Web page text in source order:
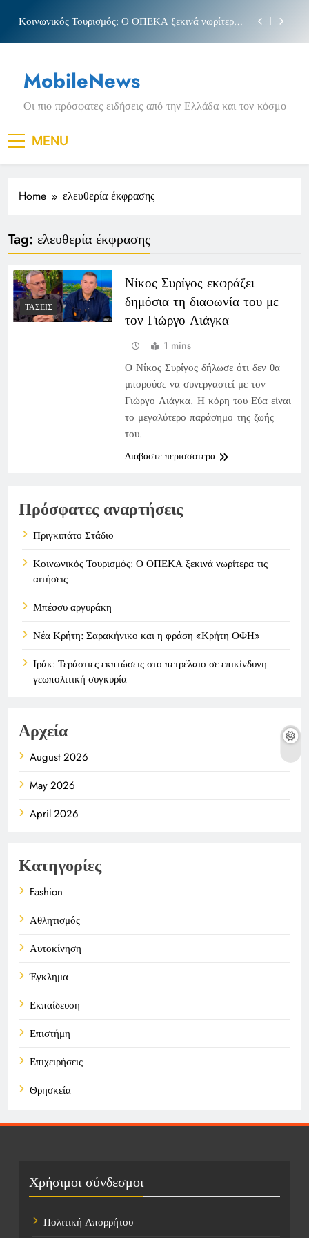
content
Κοινωνικός Τουρισμός: Ο ΟΠΕΚΑ ξεκινά νωρίτερα
Νέα Κρήτη: Σαρακήνικο και η φράση «Κρήτη
ΟΦΗ»
Πριγκιπάτο Στάδιο
Κοινωνικός Τουρισμός: Ο ΟΠΕΚΑ ξεκινά νωρίτερα
τις αιτήσεις
Μπέσσυ αργυράκη
Νέα Κρήτη: Σαρακήνικο και η φράση «Κρήτη
MobileNews
Οι πιο πρόσφατες ειδήσεις από την Ελλάδα και τον κόσμο
MENU
Home ελευθερία έκφρασης
Tag: ελευθερία έκφρασης
ΤΆΣΕΙΣ
Νίκος Συρίγος εκφράζει
δημόσια τη διαφωνία του με
τον Γιώργο Λιάγκα
1 mins
Ο Νίκος Συρίγος δήλωσε ότι δεν θα
μπορούσε να συνεργαστεί με τον
Γιώργο Λιάγκα. Η κόρη του Εύα είναι
το μεγαλύτερο παράσημο της ζωής
του.
Διαβάστε περισσότερα
Πρόσφατες αναρτήσεις
Πριγκιπάτο Στάδιο
Κοινωνικός Τουρισμός: Ο ΟΠΕΚΑ ξεκινά νωρίτερα τις
αιτήσεις
Μπέσσυ αργυράκη
Νέα Κρήτη: Σαρακήνικο και η φράση «Κρήτη ΟΦΗ»
Ιράκ: Τεράστιες εκπτώσεις στο πετρέλαιο σε επικίνδυνη
γεωπολιτική συγκυρία
Αρχεία
August 2026
May 2026
April 2026
Κατηγορίες
Fashion
Αθλητισμός
Αυτοκίνηση
Έγκλημα
Εκπαίδευση
Επιστήμη
Επιχειρήσεις
Θρησκεία
Πολιτική
Χρήσιμοι σύνδεσμοι
Πολιτική Απορρήτου